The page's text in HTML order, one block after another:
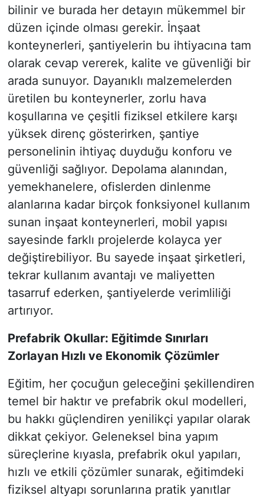
bilinir ve burada her detayın mükemmel bir
düzen içinde olması gerekir. İnşaat
konteynerleri, şantiyelerin bu ihtiyacına tam
olarak cevap vererek, kalite ve güvenliği bir
arada sunuyor. Dayanıklı malzemelerden
üretilen bu konteynerler, zorlu hava
koşullarına ve çeşitli fiziksel etkilere karşı
yüksek direnç gösterirken, şantiye
personelinin ihtiyaç duyduğu konforu ve
güvenliği sağlıyor. Depolama alanından,
yemekhanelere, ofislerden dinlenme
alanlarına kadar birçok fonksiyonel kullanım
sunan inşaat konteynerleri, mobil yapısı
sayesinde farklı projelerde kolayca yer
değiştirebiliyor. Bu sayede inşaat şirketleri,
tekrar kullanım avantajı ve maliyetten
tasarruf ederken, şantiyelerde verimliliği
artırıyor.
Prefabrik Okullar: Eğitimde Sınırları
Zorlayan Hızlı ve Ekonomik Çözümler
Eğitim, her çocuğun geleceğini şekillendiren
temel bir haktır ve prefabrik okul modelleri,
bu hakkı güçlendiren yenilikçi yapılar olarak
dikkat çekiyor. Geleneksel bina yapım
süreçlerine kıyasla, prefabrik okul yapıları,
hızlı ve etkili çözümler sunarak, eğitimdeki
fiziksel altyapı sorunlarına pratik yanıtlar